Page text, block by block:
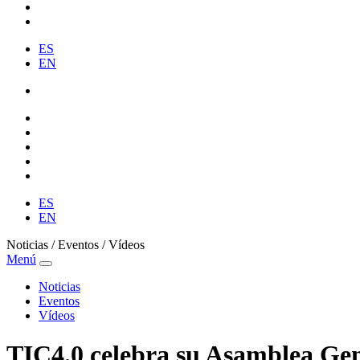
ES
EN
ES
EN
Noticias / Eventos / Vídeos
Menú
Noticias
Eventos
Vídeos